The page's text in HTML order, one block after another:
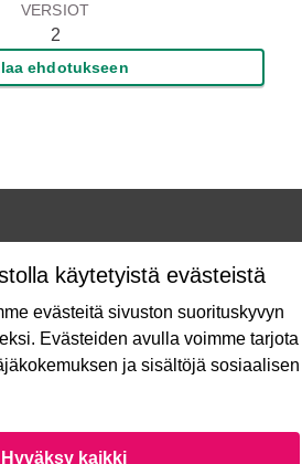
käytetyistä evästeistä
evästeitä sivuston suorituskyvyn
Evästeiden avulla voimme tarjota
ja sisältöjä sosiaalisen
Hyväksy kaikki
VERSIOT
2
ehdotukseen